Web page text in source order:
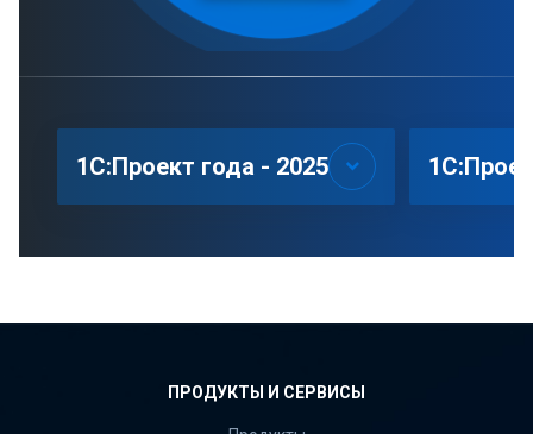
1С:Проект года - 2025 keyboard_arrow_down
ПРОДУКТЫ И СЕРВИСЫ